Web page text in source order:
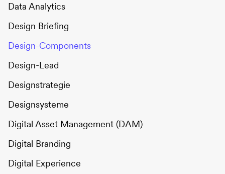
Data Analytics
Design Briefing
Design-Components
Design-Lead
Designstrategie
Designsysteme
Digital Asset Management (DAM)
Digital Branding
Digital Experience